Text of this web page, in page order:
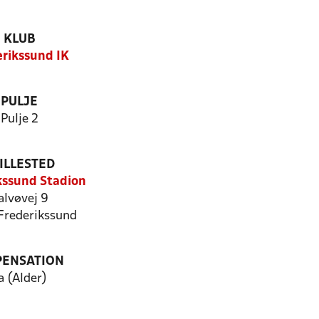
KLUB
IK
PULJE
Pulje 2
Stadion
9
(Alder)